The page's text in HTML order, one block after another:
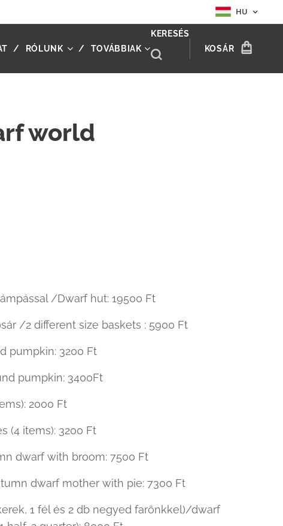
HU
RÓLUNK TOVÁBBIAK
KERESÉS
KOSÁR
world
/Dwarf hut: 19500 Ft
/2 different size baskets : 5900 Ft
pumpkin: 3200 Ft
pumpkin: 3400Ft
2000 Ft
(4 items): 3200 Ft
dwarf with broom: 7500 Ft
dwarf mother with pie: 7300 Ft
1 fél és 2 db negyed farönkkel)/dwarf